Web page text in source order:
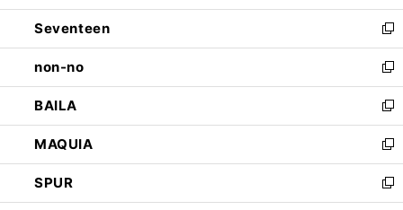
開
く
ウ
で
開
く
ン
ド
ウ
で
開
く
Seventeen
新
し
い
ウ
ィ
ン
ド
ウ
で
開
non-no
新
し
い
ウ
ィ
ン
ド
ウ
BAILA
新
し
い
ウ
ィ
ン
MAQUIA
新
し
い
ウ
SPUR
新
し